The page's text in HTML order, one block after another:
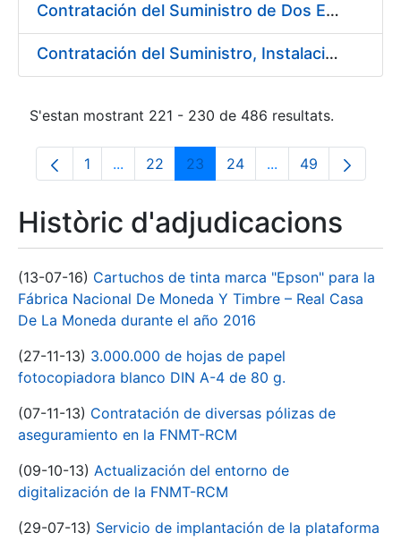
Contratación del Suministro de Dos Enfriadoras de Agua para la Central de Producción EF-3 en la Fábrica Nacional de Moneda y Timbre-Real Casa de la Moneda
Contratación del Suministro, Instalación y Puesta en Marcha de los sistemas de Aire Acondicionado para nueva Máquina de Papel
S'estan mostrant 221 - 230 de 486 resultats.
Pàgina
1 ...Pàgines intermèdies Utilitzeu TAB per
Pàgina
22 Pàgina
23 Pàgina
24 ...PàginesPàgina
49
Històric d'adjudicacions
(13-07-16) Cartuchos de tinta marca "Epson" para la
Fábrica Nacional De Moneda Y Timbre – Real Casa
De La Moneda durante el año 2016
(27-11-13) 3.000.000 de hojas de papel
fotocopiadora blanco DIN A-4 de 80 g.
(07-11-13) Contratación de diversas pólizas de
aseguramiento en la FNMT-RCM
(09-10-13) Actualización del entorno de
digitalización de la FNMT-RCM
(29-07-13) Servicio de implantación de la plataforma